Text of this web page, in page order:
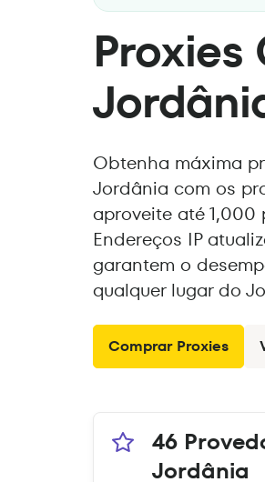
Obtenha máxima
Jordânia com os
aproveite até
Endereços IP
garantem o
qualquer lugar do
Comprar Proxies
46
Jordânia